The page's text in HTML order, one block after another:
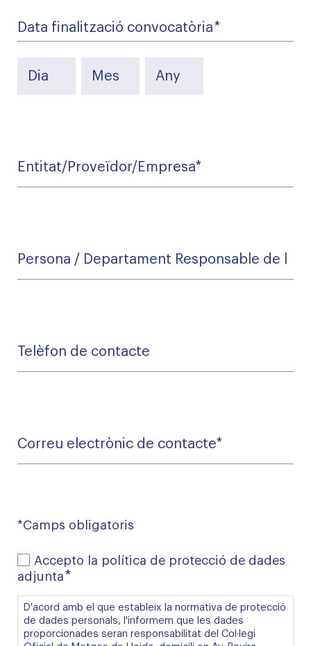
Data finalització convocatòria*
/
de
electrònic
*Camps obligatoris
Accepto
la
política
de
protecció
de
dades
Accepto la política de protecció de dades
adjunta*
D'acord amb el que estableix la normativa de protecció
de dades personals, l'informem que les dades
proporcionades seran responsabilitat del Col·legi